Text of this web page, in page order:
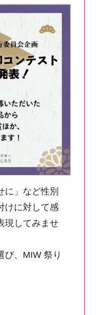
に」など性別
けに対して感
現してみませ
び、MIW 祭り